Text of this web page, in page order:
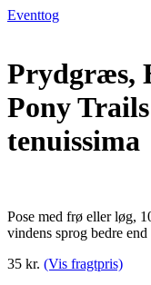
Eventtog
Prydgræs,
Pony
tenuissima
Pose med frø eller løg,
vindens sprog bedre
35 kr. (Vis fragtpris)